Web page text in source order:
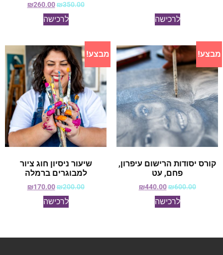
לרכישה
₪350.00
₪260.00
לרכישה
מבצע!
קורס יסודות הרישום עיפרון,
פחם, עט
₪600.00
₪440.00
לרכישה
מבצע!
שיעור ניסיון חוג ציור
למבוגרים ברמלה
₪200.00
₪170.00
לרכישה